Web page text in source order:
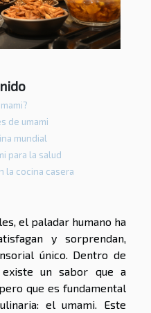
de umami
mundial
para la salud
la cocina casera
el paladar humano ha
y sorprendan,
único. Dentro de
un sabor que a
que es fundamental
el umami. Este